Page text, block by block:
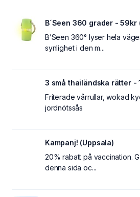
B´Seen 360 grader - 59kr
B’Seen 360° lyser hela
synlighet i den m...
3 små thailändska rätter -
Friterade vårrullar, wokad
jordnötssås
Kampanj! (Uppsala)
20% rabatt på vaccination.
denna sida oc...